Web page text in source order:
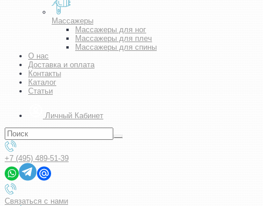
Массажеры
Массажеры для ног
Массажеры для плеч
Массажеры для спины
О нас
Доставка и оплата
Контакты
Каталог
Статьи
Личный Кабинет
+7 (495) 489-51-39
Связаться с нами